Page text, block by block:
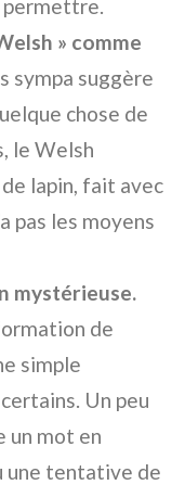
permettre.
» comme
sympa suggère
chose de
le Welsh
lapin, fait avec
pas les moyens
mystérieuse.
de
simple
Un peu
un mot en
une tentative de